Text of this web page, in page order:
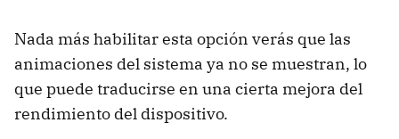
Nada más habilitar esta opción verás que las
animaciones del sistema ya no se muestran, lo
que puede traducirse en una cierta mejora del
rendimiento del dispositivo.